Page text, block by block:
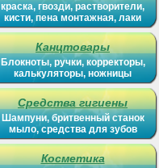
краска, гвозди, растворители,
кисти, пена монтажная, лаки
Канцтовары
Блокноты, ручки, корректоры,
калькуляторы, ножницы
Средства гигиены
Шампуни, бритвенный станок
мыло, средства для зубов
Косметика